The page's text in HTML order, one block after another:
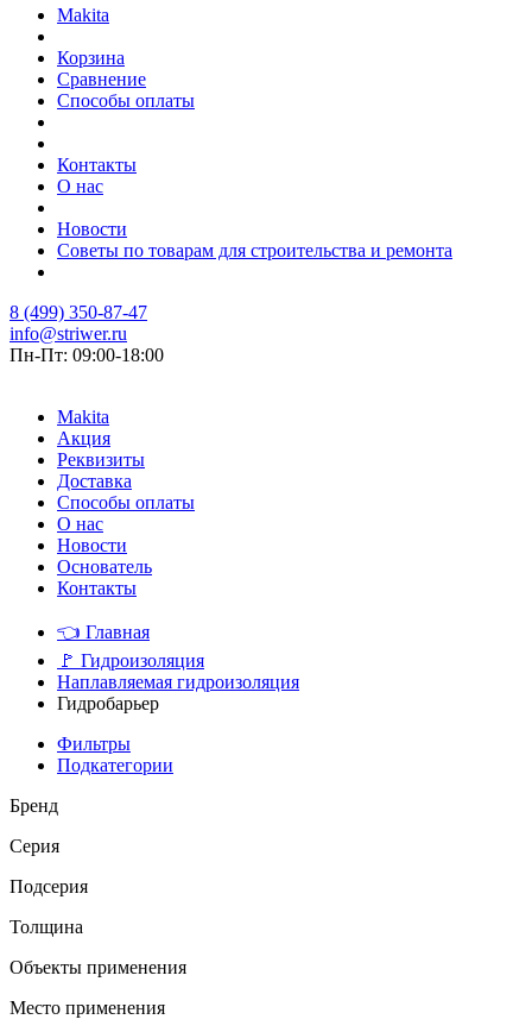
Makita
Корзина
Сравнение
Способы оплаты
Контакты
О нас
Новости
Советы по товарам для строительства и ремонта
8 (499) 350-87-47
info@striwer.ru
Пн-Пт: 09:00-18:00
Makita
Акция
Реквизиты
Доставка
Способы оплаты
О нас
Новости
Основатель
Контакты
👈 Главная
🚩 Гидроизоляция
Наплавляемая гидроизоляция
Гидробарьер
Фильтры
Подкатегории
Бренд
Серия
Подсерия
Толщина
Объекты применения
Место применения